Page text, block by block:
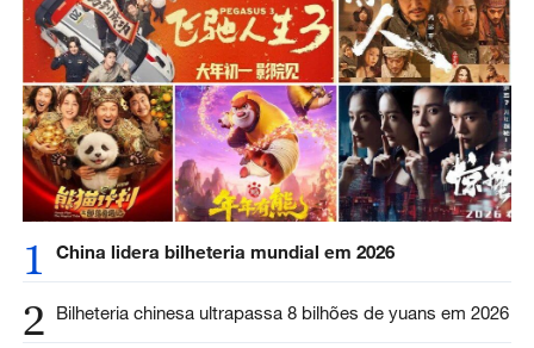
1 China lidera bilheteria mundial em 2026
2 Bilheteria chinesa ultrapassa 8 bilhões de yuans em 2026